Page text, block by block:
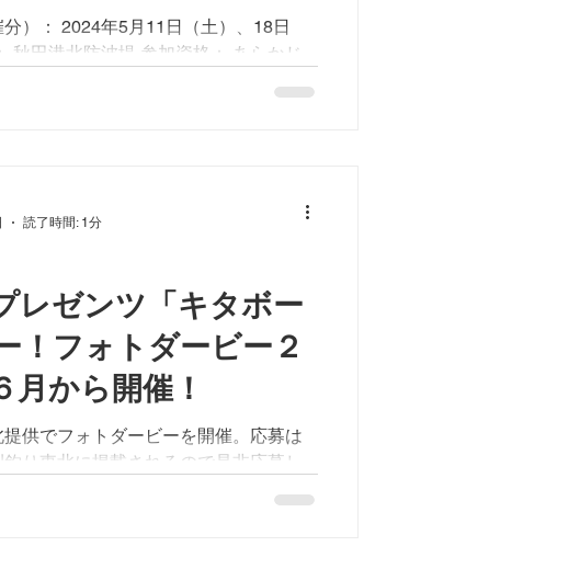
開催！
）： 2024年5月11日（土）、18日
秋田港北防波堤 参加資格： あらかじ
レゼンツ「キタボー
！フォトダービー２
月から開催！
提供でフォトダービーを開催。応募は
り東北に掲載されるので是非応募し
読了時間: 1分